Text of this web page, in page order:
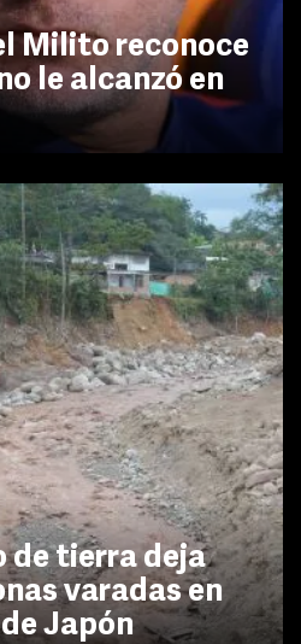
Milito reconoce
le alcanzó en
de tierra deja
varadas en
Japón